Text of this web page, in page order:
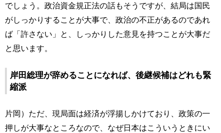
でしょう。政治資金規正法の話もそうですが、結局は国民
がしっかりすることが大事で、政治の不正があるのであれ
ば「許さない」と、しっかりした意見を持つことが大事だ
と思います。
岸田総理が辞めることになれば、後継候補はどれも緊
縮派
片岡）ただ、現局面は経済が浮揚しかけており、政策の一
押しが大事なところなので、なぜ日本はこういうときにい